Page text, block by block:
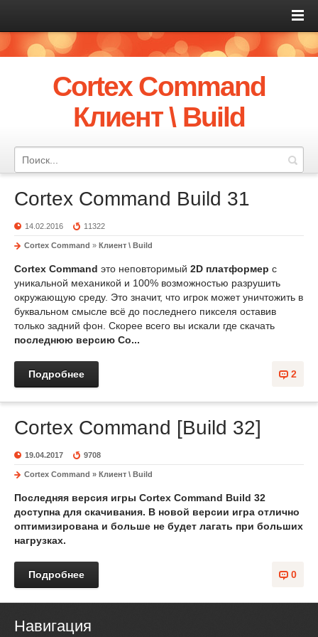
Cortex Command
Клиент \ Build
Cortex Command Build 31
14.02.2016 11322
Cortex Command » Клиент \ Build
Cortex Command это неповторимый 2D платформер с
уникальной механикой и 100% возможностью разрушить
окружающую среду. Это значит, что игрок может уничтожить в
буквальном смысле всё до последнего пикселя оставив
только задний фон. Скорее всего вы искали где скачать
последнюю версию Co...
2
Подробнее
Cortex Command [Build 32]
19.04.2017 9708
Cortex Command » Клиент \ Build
Последняя версия игры Cortex Command Build 32
доступна для скачивания. В новой версии игра отлично
оптимизирована и больше не будет лагать при больших
нагрузках.
0
Подробнее
Навигация